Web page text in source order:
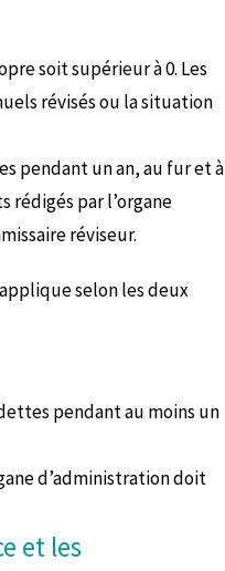
soit supérieur à 0. Les
révisés ou la situation
pendant un an, au fur et à
rédigés par l’organe
réviseur.
selon les deux
pendant au moins un
d’administration doit
et les